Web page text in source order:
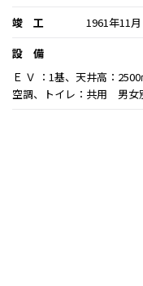
竣 工
1961年11月
設 備
Ｅ Ｖ ：1基、天井高：
空調、トイレ：共用 男